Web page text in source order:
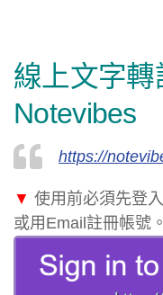
線上文字
Notevibes
https://
▼ 使用前必須先登
或用Email註冊帳號。